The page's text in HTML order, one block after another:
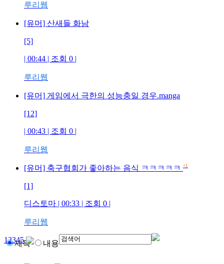
루리웹
[유머] 산새들 화남
[5]
| 00:44 | 조회 0 |
루리웹
[유머] 게임에서 극한의 성능충일 경우.manga
[12]
| 00:43 | 조회 0 |
루리웹
[유머] 축구협회가 좋아하는 음식 ㅋㅋㅋㅋㅋ +1
[1]
디스토마 | 00:33 | 조회 0 |
루리웹
12345
제목 내용